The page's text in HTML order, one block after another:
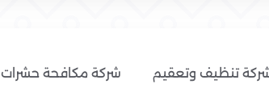
تنظيف وتعقيم شركة مكافحة حشرات